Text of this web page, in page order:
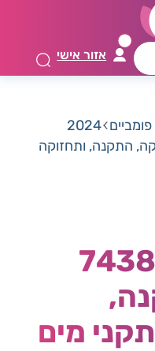
אזור אישי
2024
24 לאספקה, התקנה, ותחזוקה
7438/24
מים